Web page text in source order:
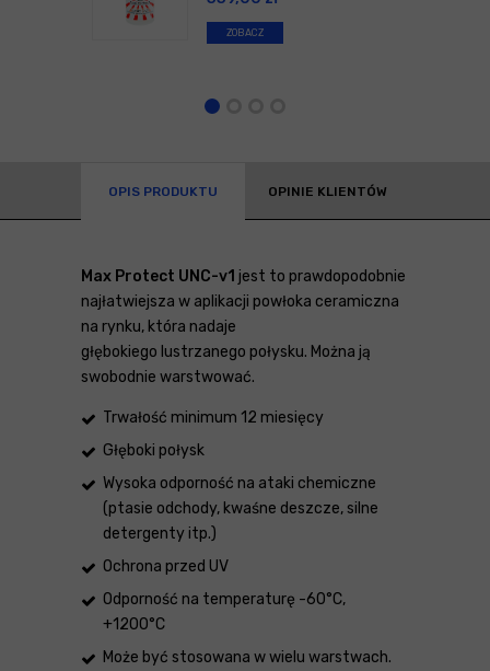
ZOBACZ
OPIS PRODUKTU OPINIE KLIENTÓW
Max Protect UNC-v1 jest to prawdopodobnie
najłatwiejsza w aplikacji powłoka ceramiczna
na rynku, która nadaje
głębokiego lustrzanego połysku. Można ją
swobodnie warstwować.
Trwałość minimum 12 miesięcy
Głęboki połysk
Wysoka odporność na ataki chemiczne
(ptasie odchody, kwaśne deszcze, silne
detergenty itp.)
Ochrona przed UV
Odporność na temperaturę -60°C,
+1200°C
Może być stosowana w wielu warstwach.